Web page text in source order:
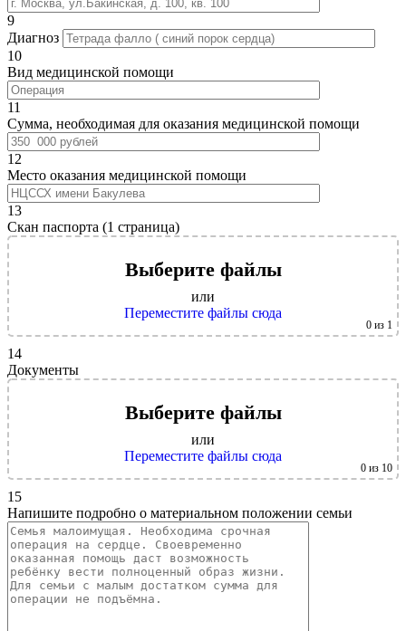
9
Диагноз
10
Вид медицинской помощи
11
Сумма, необходимая для оказания медицинской помощи
12
Место оказания медицинской помощи
13
Скан паспорта (1 страница)
Выберите файлы
или
Переместите файлы сюда
0 из 1
14
Документы
Выберите файлы
или
Переместите файлы сюда
0 из 10
15
Напишите подробно о материальном положении семьи